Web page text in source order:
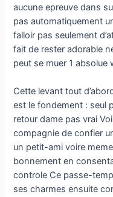
aucune epreuve dans
pas automatiquement
falloir pas seulement
fait de rester adorable
peut se muer 1 absolue
Cette levant tout
est le fondement : seul
retour dame pas vrai
compagnie de confier
un petit-ami voire
bonnement en
controle Ce passe-
ses charmes ensuite